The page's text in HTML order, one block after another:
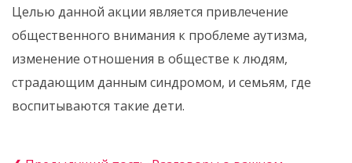
Целью данной акции является привлечение
общественного внимания к проблеме аутизма,
изменение отношения в обществе к людям,
страдающим данным синдромом, и семьям, где
воспитываются такие дети.